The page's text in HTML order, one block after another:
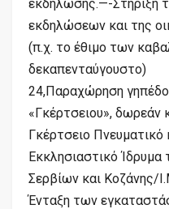
εκδήλωσης.—-Στήριξη
εκδηλώσεων και της
(π.χ. το έθιμο των
δεκαπενταύγουστο)
24,Παραχώρηση
«Γκέρτσειου», δωρεάν
Γκέρτσειο Πνευματικό
Εκκλησιαστικό
Σερβίων και Κοζάνης/
Ένταξη των